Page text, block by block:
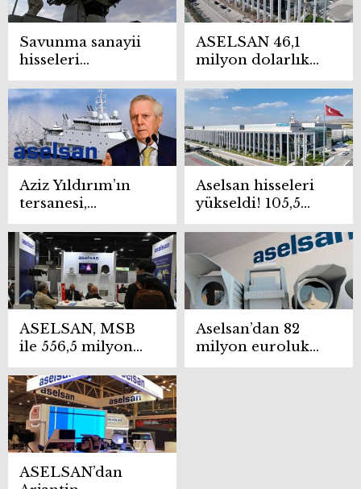
Savunma sanayii
hisseleri
yatırımcısını
sevindirdi! Altınay
yüzde 133,5
kazandırdı
ASELSAN 46,1
milyon dolarlık
ihracat
sözleşmeleri
imzaladı
Aziz Yıldırım’ın
tersanesi,
ASELSAN ile 210
milyon avroluk
anlaşmaya vardı
Aselsan hisseleri
yükseldi! 105,5
milyon dolarlık
anlaşma yapıldı
ASELSAN, MSB
ile 556,5 milyon
Dolarlık sözleşme
imzaladı.
Aselsan’dan 82
milyon euroluk
sözleşme
ASELSAN’dan